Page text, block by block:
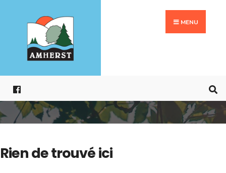
contenu
MENU
Rien de trouvé ici
for: